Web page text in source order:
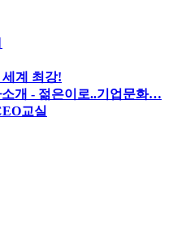
계 최강!
개 - 젊은이로..기업문화…
교실